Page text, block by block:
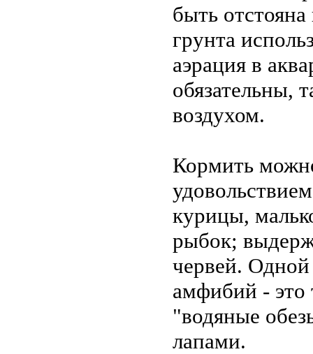
быть
грунта
аэрация в
обязательны,
воздухом.
Кормить
курицы,
рыбок;
червей.
амфибий - это
"водяные
лапами.